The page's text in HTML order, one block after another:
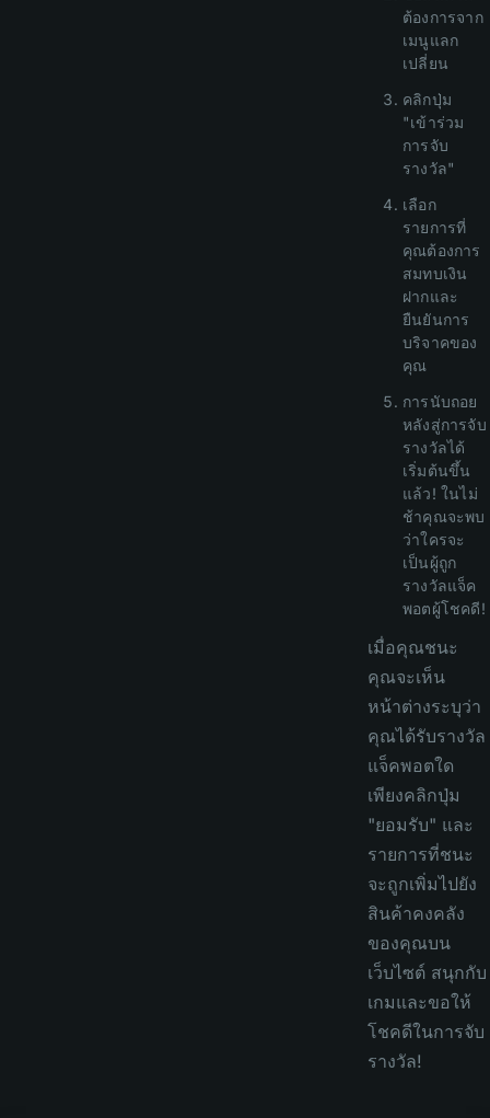
ต้องการจาก
เมนูแลก
เปลี่ยน
คลิกปุ่ม
"เข้าร่วม
การจับ
รางวัล"
เลือก
รายการที่
คุณต้องการ
สมทบเงิน
ฝากและ
ยืนยันการ
บริจาคของ
คุณ
การนับถอย
หลังสู่การจับ
รางวัลได้
เริ่มต้นขึ้น
แล้ว! ในไม่
ช้าคุณจะพบ
ว่าใครจะ
เป็นผู้ถูก
รางวัลแจ็ค
พอตผู้โชคดี!
เมื่อคุณชนะ
คุณจะเห็น
หน้าต่างระบุว่า
คุณได้รับรางวัล
แจ็คพอตใด
เพียงคลิกปุ่ม
"ยอมรับ" และ
รายการที่ชนะ
จะถูกเพิ่มไปยัง
สินค้าคงคลัง
ของคุณบน
เว็บไซต์ สนุกกับ
เกมและขอให้
โชคดีในการจับ
รางวัล!